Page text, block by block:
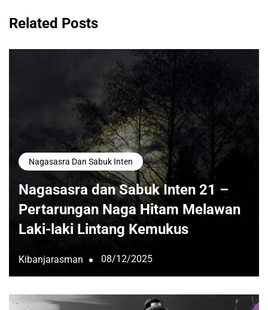
Related Posts
Nagasasra Dan Sabuk Inten
Nagasasra dan Sabuk Inten 21 –
Pertarungan Naga Hitam Melawan
Laki-laki Lintang Kemukus
Kibanjarasman 08/12/2025